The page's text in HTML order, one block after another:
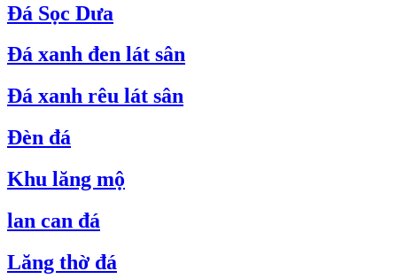
Đá Sọc Dưa
Đá xanh đen lát sân
Đá xanh rêu lát sân
Đèn đá
Khu lăng mộ
lan can đá
Lăng thờ đá